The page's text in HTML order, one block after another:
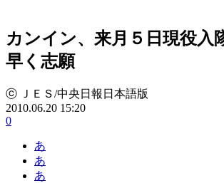
カンイン、来月５日現役入
早く志願
ⓒ ＪＥＳ/中央日報日本語版
2010.06.20 15:20
0
あ
あ
あ